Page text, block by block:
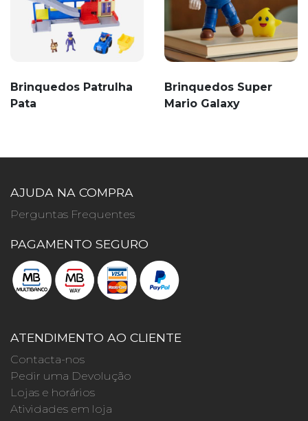
Brinquedos Patrulha
Pata
Brinquedos Super
Mario Galaxy
AJUDA NA COMPRA
Perguntas Frequentes
PAGAMENTO SEGURO
ATENDIMENTO AO CLIENTE
Contacta-nos
Pedir uma Devolução
Lojas e horários
Atividades em loja